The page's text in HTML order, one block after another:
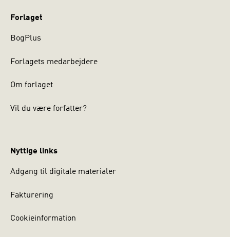
Forlaget
BogPlus
Forlagets medarbejdere
Om forlaget
Vil du være forfatter?
Nyttige links
Adgang til digitale materialer
Fakturering
Cookieinformation